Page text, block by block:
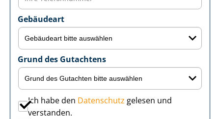
Gebäudeart
Grund des Gutachtens
Ich habe den Datenschutz gelesen und
verstanden.